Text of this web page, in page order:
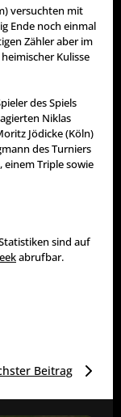
versuchten mit
Ende noch einmal
Zähler aber im
Kulisse
des Spiels
Niklas
Jödicke (Köln)
des Turniers
Triple sowie
sind auf
abrufbar.
Beitrag